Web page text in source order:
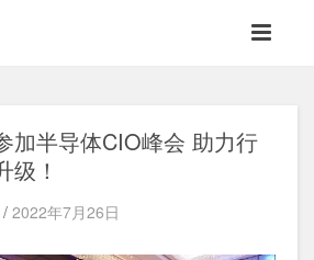
加半导体CIO峰会 助力行
级！
/ 2022年7月26日